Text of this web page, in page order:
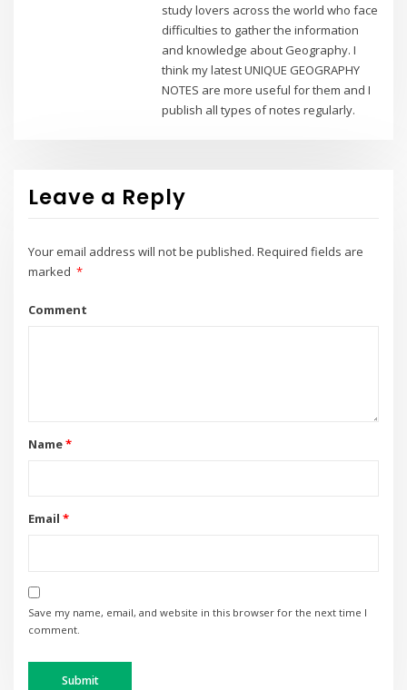
study lovers across the world who face
difficulties to gather the information
and knowledge about Geography. I
think my latest UNIQUE GEOGRAPHY
NOTES are more useful for them and I
publish all types of notes regularly.
Leave a Reply
Your email address will not be published. Required fields are
marked *
Comment
Name*
Email *
Save my name, email, and website in this browser for the next time I
comment.